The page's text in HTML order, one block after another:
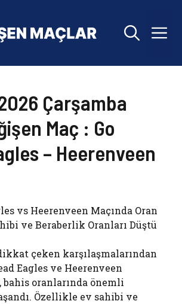
Çarşamba
Maç : Go
– Heerenveen
vs Heerenveen Maçında Oran
ve Beraberlik Oranları Düştü
çeken karşılaşmalarından
Eagles ve Heerenveen
bahis oranlarında önemli
Özellikle ev sahibi ve